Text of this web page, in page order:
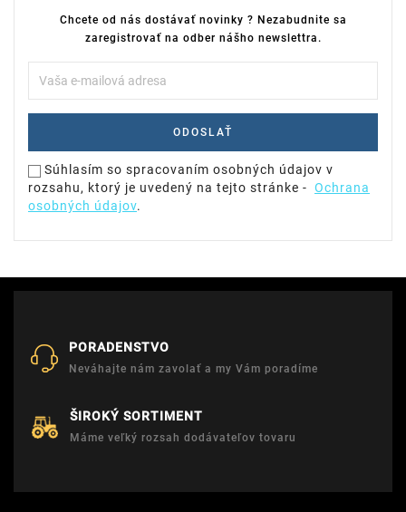
Chcete od nás dostávať novinky ? Nezabudnite sa
zaregistrovať na odber nášho newslettra.
Súhlasím so spracovaním osobných údajov v
rozsahu, ktorý je uvedený na tejto stránke - Ochrana
osobných údajov.
PORADENSTVO
Neváhajte nám zavolať a my Vám poradíme
ŠIROKÝ SORTIMENT
Máme veľký rozsah dodávateľov tovaru